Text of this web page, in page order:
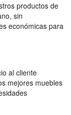
productos de
sin
económicas para
al cliente
mejores muebles